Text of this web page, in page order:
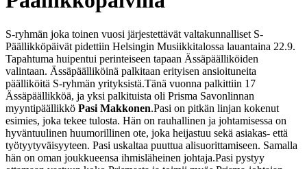
S-ryhmän joka toinen vuosi järjestettävät valtakunnalliset S-
Päällikköpäivät pidettiin Helsingin Musiikkitalossa lauantaina 22.9.
Tapahtuma huipentui perinteiseen tapaan Ässäpäälliköiden
valintaan. Ässäpäälliköinä palkitaan erityisen ansioituneita
päälliköitä S-ryhmän yrityksistä.Tänä vuonna palkittiin 17
Ässäpäällikköä, ja yksi palkituista oli Prisma Savonlinnan
myyntipäällikkö Pasi Makkonen.Pasi on pitkän linjan kokenut
esimies, joka tekee tulosta. Hän on rauhallinen ja johtamisessa on
hyväntuulinen huumorillinen ote, joka heijastuu sekä asiakas- että
työtyytyväisyyteen. Pasi uskaltaa puuttua alisuorittamiseen. Samalla
hän on oman joukkueensa ihmisläheinen johtaja.Pasi pystyy